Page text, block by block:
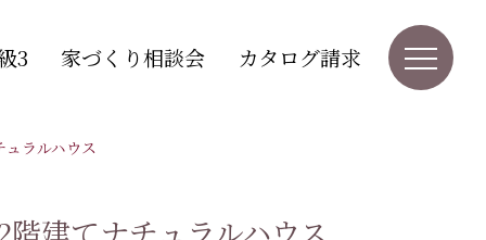
3 家づくり相談会 カタログ請求
ラルハウス